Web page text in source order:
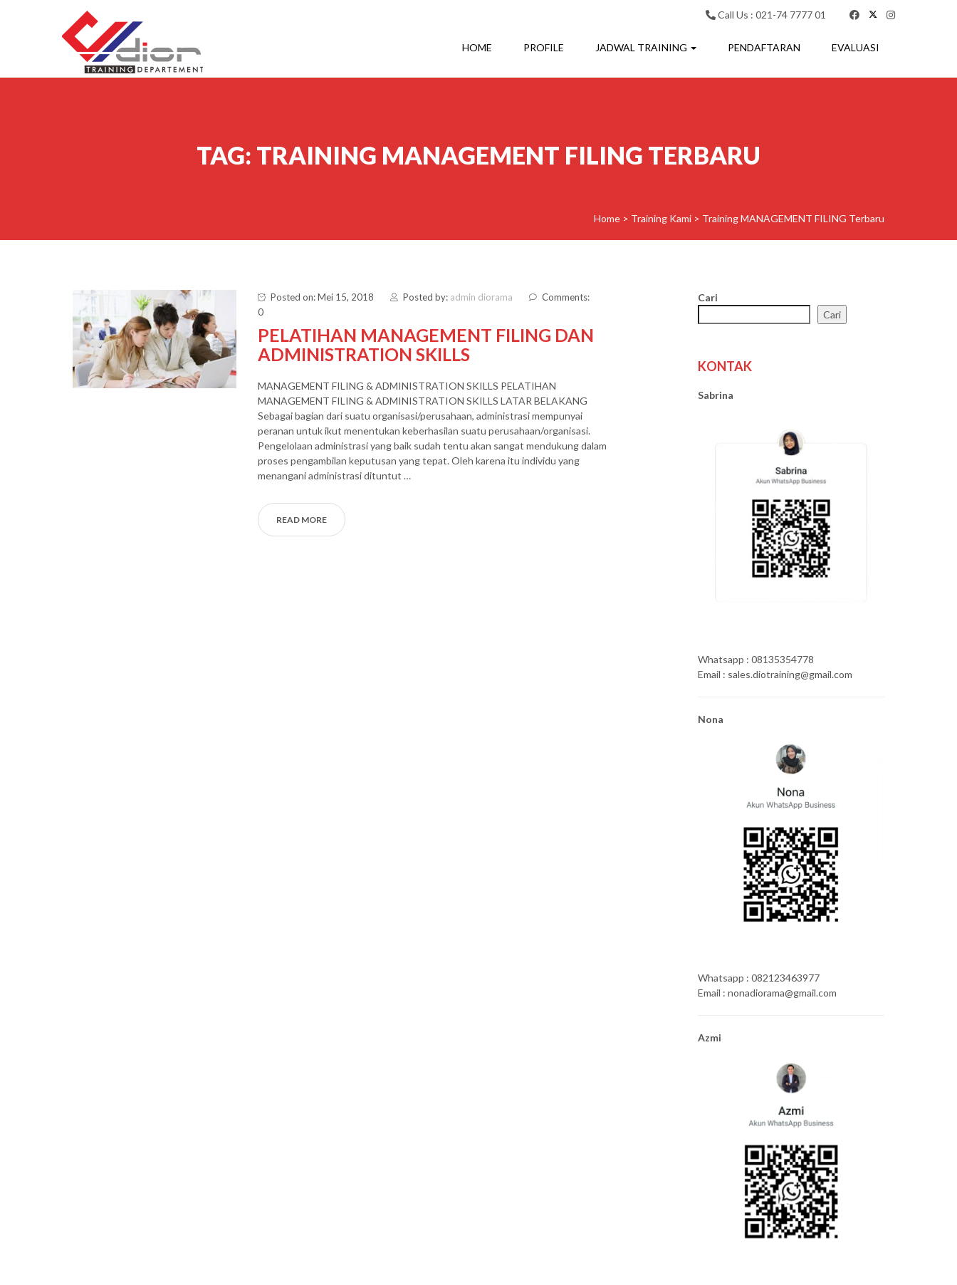
Call Us : 021-74 7777 01
HOME PROFILE JADWAL TRAINING PENDAFTARAN EVALUASI
TAG: TRAINING MANAGEMENT FILING TERBARU
Home > Training Kami > Training MANAGEMENT FILING Terbaru
Posted on: Mei 15, 2018 Posted by: admin diorama
Comments:
0
PELATIHAN MANAGEMENT FILING DAN
ADMINISTRATION SKILLS
MANAGEMENT FILING & ADMINISTRATION SKILLS PELATIHAN
MANAGEMENT FILING & ADMINISTRATION SKILLS LATAR BELAKANG
Sebagai bagian dari suatu organisasi/perusahaan, administrasi mempunyai
peranan untuk ikut menentukan keberhasilan suatu perusahaan/organisasi.
Pengelolaan administrasi yang baik sudah tentu akan sangat mendukung dalam
proses pengambilan keputusan yang tepat. Oleh karena itu individu yang
menangani administrasi dituntut …
READ MORE
Cari
Cari
KONTAK
Sabrina
Whatsapp : 08135354778
Email : sales.diotraining@gmail.com
Nona
Whatsapp : 082123463977
Email : nonadiorama@gmail.com
Azmi